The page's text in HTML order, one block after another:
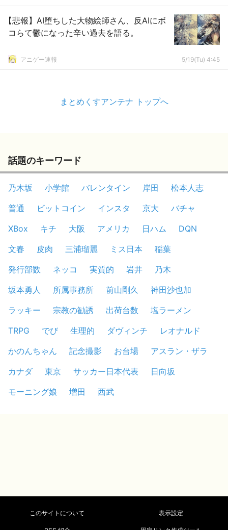
【悲報】AI堕ちした大物絵師さん、反AIにボ
コらて鬱になった辛い過去を語る。
アニゲー速報 5/19(Tu) 4:45
まとめくすアンテナ トップへ
話題のキーワード
乃木坂 小学館 バレンタイン 岸田
松本人志
普通
ビットコイン インスタ 京大
バチャ
XBox
キチ 大阪 アメリカ 日ハム
DQN
文春
皮肉 三浦瑠麗 ミス日本
稲葉
発行部数
ネッコ 実質的 岩井
乃木
坂本勇人
所属事務所 前山剛久
神田沙也加
ラッキー
宗教の勧誘 出荷台数
塩ラーメン
TRPG
でび 生理的 ダヴィンチ
レオナルド
かのんちゃん
記念撮影 お台場
アスラン・ザラ
カナダ
東京 サッカー日本代表
日向坂
モーニング娘
増田 西武
このサイトについて 表示設定